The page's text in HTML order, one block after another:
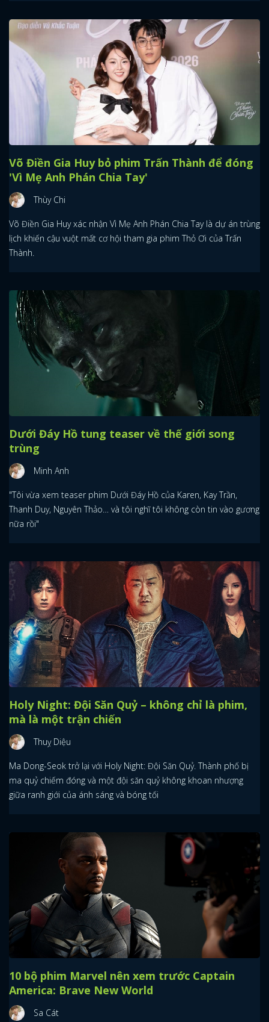
Võ Điền Gia Huy bỏ phim Trấn Thành để đóng
'Vì Mẹ Anh Phán Chia Tay'
Thùy Chi
Võ Điền Gia Huy xác nhận Vì Mẹ Anh Phán Chia Tay là dự án trùng
lịch khiến cậu vuột mất cơ hội tham gia phim Thỏ Ơi của Trấn
Thành.
Dưới Đáy Hồ tung teaser về thế giới song
trùng
Minh Anh
"Tôi vừa xem teaser phim Dưới Đáy Hồ của Karen, Kay Trần,
Thanh Duy, Nguyên Thảo… và tôi nghĩ tôi không còn tin vào gương
nữa rồi"
Holy Night: Đội Săn Quỷ – không chỉ là phim,
mà là một trận chiến
Thuỵ Diệu
Ma Dong-Seok trở lại với Holy Night: Đội Săn Quỷ. Thành phố bị
ma quỷ chiếm đóng và một đội săn quỷ không khoan nhượng
giữa ranh giới của ánh sáng và bóng tối
10 bộ phim Marvel nên xem trước Captain
America: Brave New World
Sa Cát